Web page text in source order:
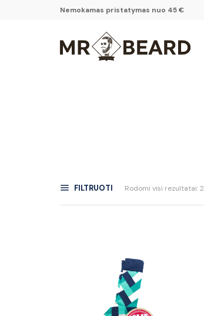
Nemokamas pristatymas nuo 45 €
FILTRUOTI Rodomi visi rezultatai: 2